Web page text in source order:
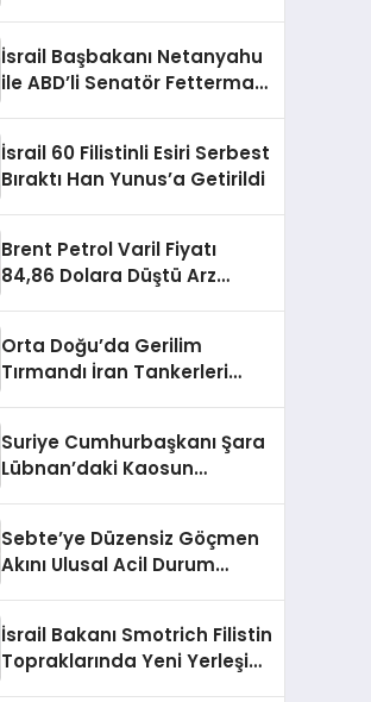
İsrail Başbakanı Netanyahu
ile ABD’li Senatör Fetterman
İsrail 60 Filistinli Esiri Serbest
Bıraktı Han Yunus’a Getirildi
Brent Petrol Varil Fiyatı
84,86 Dolara Düştü Arz
Orta Doğu’da Gerilim
Tırmandı İran Tankerleri
Yoğunlaştı
Suriye Cumhurbaşkanı Şara
Lübnan’daki Kaosun
Konuştu
Sebte’ye Düzensiz Göçmen
Akını Ulusal Acil Durum
İsrail Bakanı Smotrich Filistin
Topraklarında Yeni Yerleşim